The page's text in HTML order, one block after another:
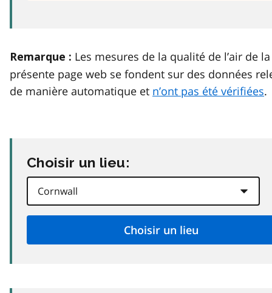
Remarque : Les mesures de la qualité de l’air de la
présente page web se fondent sur des données
de manière automatique et n’ont pas été vérifiées.
Choisir un lieu: